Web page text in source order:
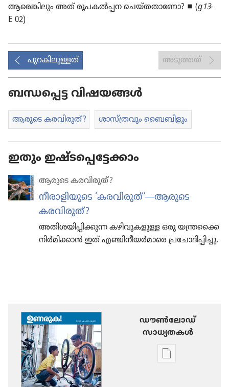
ആരെങ്കിലും അത്‌ രൂപകൽപ്പന ചെയ്‌തതാണോ? ◼ (g13-
E 02)
പുറകിലുള്ളത് അടുത്തത്
ബന്ധപ്പെട്ട വിഷയങ്ങൾ
ആരുടെ കരവി​രുത്‌? ശാസ്‌ത്ര​വും ബൈബി​ളും
ഇതും ഇഷ്ടപ്പെട്ടേക്കാം
ആരുടെ കരവി​രുത്‌?
നീരാ​ളി​യു​ടെ ‘കരവി​രുത്‌’—ആരുടെ
കരവിരുത്‌?
അതിശ​യി​പ്പി​ക്കുന്ന കഴിവു​ക​ളുള്ള ഒരു യന്ത്രക്കൈ
നിർമി​ക്കാൻ ഇത്‌ എഞ്ചിനീ​യർമാ​രെ പ്രചോ​ദി​പ്പി​ച്ചു.
ഡൗണ്‍ലോഡ്
സാധ്യതകള്‍